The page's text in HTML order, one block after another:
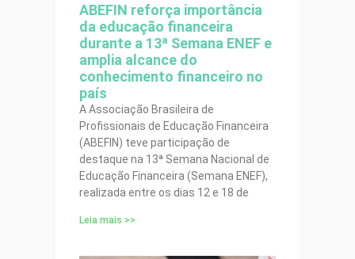
ABEFIN reforça importância
da educação financeira
durante a 13ª Semana ENEF e
amplia alcance do
conhecimento financeiro no
país
A Associação Brasileira de
Profissionais de Educação Financeira
(ABEFIN) teve participação de
destaque na 13ª Semana Nacional de
Educação Financeira (Semana ENEF),
realizada entre os dias 12 e 18 de
Leia mais >>